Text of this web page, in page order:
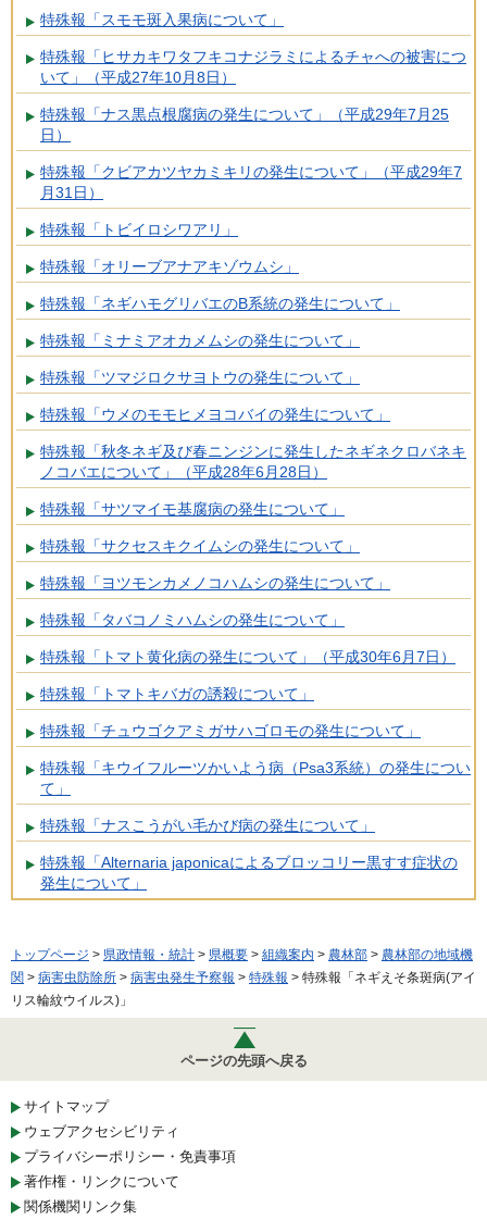
特殊報「スモモ斑入果病について」
特殊報「ヒサカキワタフキコナジラミによるチャへの被害につ
いて」（平成27年10月8日）
特殊報「ナス黒点根腐病の発生について」（平成29年7月25
日）
特殊報「クビアカツヤカミキリの発生について」（平成29年7
月31日）
特殊報「トビイロシワアリ」
特殊報「オリーブアナアキゾウムシ」
特殊報「ネギハモグリバエのB系統の発生について」
特殊報「ミナミアオカメムシの発生について」
特殊報「ツマジロクサヨトウの発生について」
特殊報「ウメのモモヒメヨコバイの発生について」
特殊報「秋冬ネギ及び春ニンジンに発生したネギネクロバネキ
ノコバエについて」（平成28年6月28日）
特殊報「サツマイモ基腐病の発生について」
特殊報「サクセスキクイムシの発生について」
特殊報「ヨツモンカメノコハムシの発生について」
特殊報「タバコノミハムシの発生について」
特殊報「トマト黄化病の発生について」（平成30年6月7日）
特殊報「トマトキバガの誘殺について」
特殊報「チュウゴクアミガサハゴロモの発生について」
特殊報「キウイフルーツかいよう病（Psa3系統）の発生につい
て」
特殊報「ナスこうがい毛かび病の発生について」
特殊報「Alternaria japonicaによるブロッコリー黒すす症状の
発生について」
トップページ > 県政情報・統計 > 県概要 > 組織案内 > 農林部 > 農林部の地域機
関 > 病害虫防除所 > 病害虫発生予察報 > 特殊報 > 特殊報「ネギえそ条斑病(アイ
リス輪紋ウイルス)」
ページの先頭へ戻る
サイトマップ
ウェブアクセシビリティ
プライバシーポリシー・免責事項
著作権・リンクについて
関係機関リンク集